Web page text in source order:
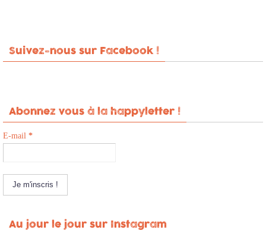
Suivez-nous sur Facebook !
Abonnez vous à la happyletter !
E-mail *
Au jour le jour sur Instagram